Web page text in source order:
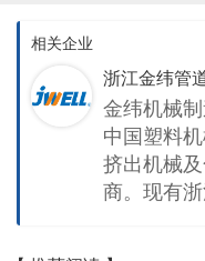
相关企业
浙江金纬管
金纬机械
中国塑料
挤出机械
商。现有